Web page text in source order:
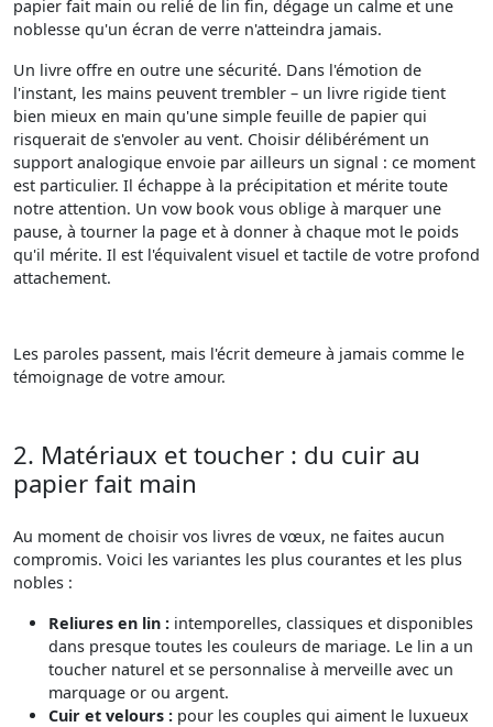
papier fait main ou relié de lin fin, dégage un calme et une
noblesse qu'un écran de verre n'atteindra jamais.
Un livre offre en outre une sécurité. Dans l'émotion de
l'instant, les mains peuvent trembler – un livre rigide tient
bien mieux en main qu'une simple feuille de papier qui
risquerait de s'envoler au vent. Choisir délibérément un
support analogique envoie par ailleurs un signal : ce moment
est particulier. Il échappe à la précipitation et mérite toute
notre attention. Un vow book vous oblige à marquer une
pause, à tourner la page et à donner à chaque mot le poids
qu'il mérite. Il est l'équivalent visuel et tactile de votre profond
attachement.
Les paroles passent, mais l'écrit demeure à jamais comme le
témoignage de votre amour.
2. Matériaux et toucher : du cuir au
papier fait main
Au moment de choisir vos livres de vœux, ne faites aucun
compromis. Voici les variantes les plus courantes et les plus
nobles :
Reliures en lin : intemporelles, classiques et disponibles
dans presque toutes les couleurs de mariage. Le lin a un
toucher naturel et se personnalise à merveille avec un
marquage or ou argent.
Cuir et velours : pour les couples qui aiment le luxueux